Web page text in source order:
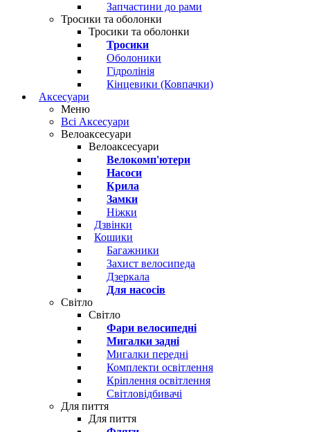
Запчастини до рами
Тросики та оболонки
Тросики та оболонки
Тросики
Оболоники
Гідролінія
Кінцевики (Ковпачки)
Аксесуари
Меню
Всі Аксесуари
Велоаксесуари
Велоаксесуари
Велокомп'ютери
Насоси
Крила
Замки
Ніжки
Дзвінки
Кошики
Багажники
Захист велосипеда
Дзеркала
Для насосів
Світло
Світло
Фари велосипедні
Мигалки задні
Мигалки передні
Комплекти освітлення
Кріплення освітлення
Світловідбивачі
Для пиття
Для пиття